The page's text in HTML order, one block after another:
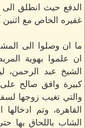
الدفع حيث انطلق الى
غفيره الخاص مع
ما ان وصلوا الى
ان علموا بهوية
الشيخ عبد الرحمن،
كبيرة وافق صالح
والتي تغيب زوجها
القاهرة، وتم
الشاب باللحاق بها